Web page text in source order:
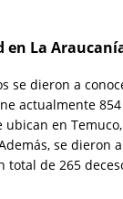
en La
se dieron a
actualmente 854
ubican en
se dieron
total de 265